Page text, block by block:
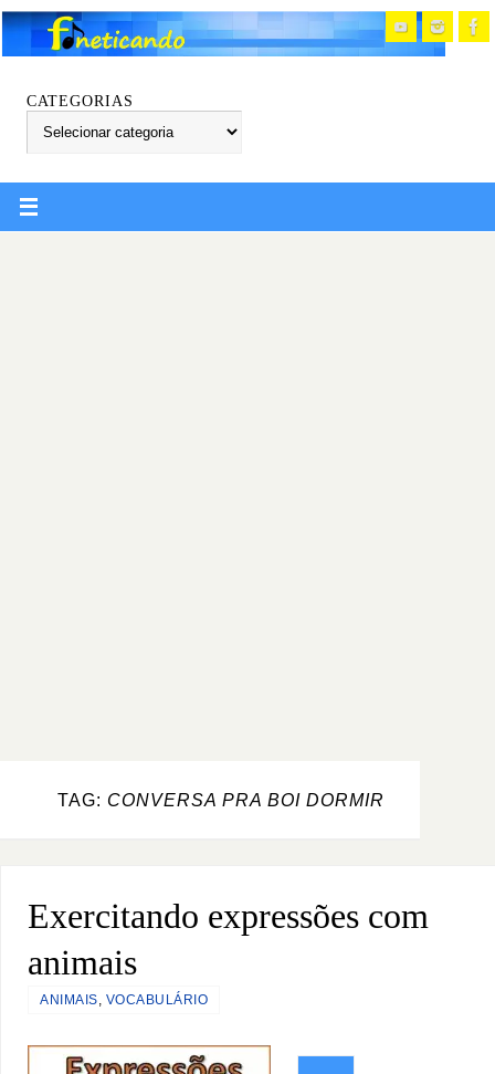
CATEGORIAS
TAG: CONVERSA PRA BOI DORMIR
Exercitando expressões com
animais
ANIMAIS, VOCABULÁRIO